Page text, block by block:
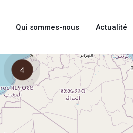
Qui sommes-nous Actualité
4